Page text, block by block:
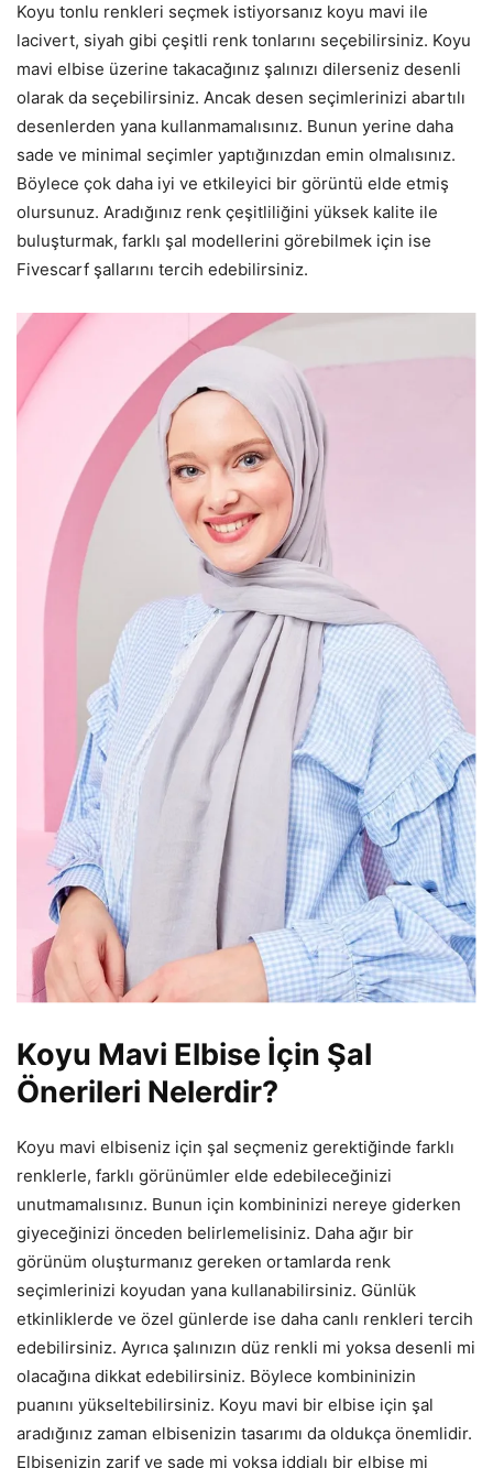
Koyu tonlu renkleri seçmek istiyorsanız koyu mavi ile
lacivert, siyah gibi çeşitli renk tonlarını seçebilirsiniz. Koyu
mavi elbise üzerine takacağınız şalınızı dilerseniz desenli
olarak da seçebilirsiniz. Ancak desen seçimlerinizi abartılı
desenlerden yana kullanmamalısınız. Bunun yerine daha
sade ve minimal seçimler yaptığınızdan emin olmalısınız.
Böylece çok daha iyi ve etkileyici bir görüntü elde etmiş
olursunuz. Aradığınız renk çeşitliliğini yüksek kalite ile
buluşturmak, farklı şal modellerini görebilmek için ise
Fivescarf şallarını tercih edebilirsiniz.
Koyu Mavi Elbise İçin Şal
Önerileri Nelerdir?
Koyu mavi elbiseniz için şal seçmeniz gerektiğinde farklı
renklerle, farklı görünümler elde edebileceğinizi
unutmamalısınız. Bunun için kombininizi nereye giderken
giyeceğinizi önceden belirlemelisiniz. Daha ağır bir
görünüm oluşturmanız gereken ortamlarda renk
seçimlerinizi koyudan yana kullanabilirsiniz. Günlük
etkinliklerde ve özel günlerde ise daha canlı renkleri tercih
edebilirsiniz. Ayrıca şalınızın düz renkli mi yoksa desenli mi
olacağına dikkat edebilirsiniz. Böylece kombininizin
puanını yükseltebilirsiniz. Koyu mavi bir elbise için şal
aradığınız zaman elbisenizin tasarımı da oldukça önemlidir.
Elbisenizin zarif ve sade mi yoksa iddialı bir elbise mi